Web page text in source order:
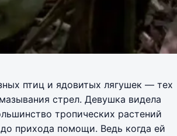
птиц и ядовитых лягушек — тех
стрел. Девушка видела
тропических растений
прихода помощи. Ведь когда ей